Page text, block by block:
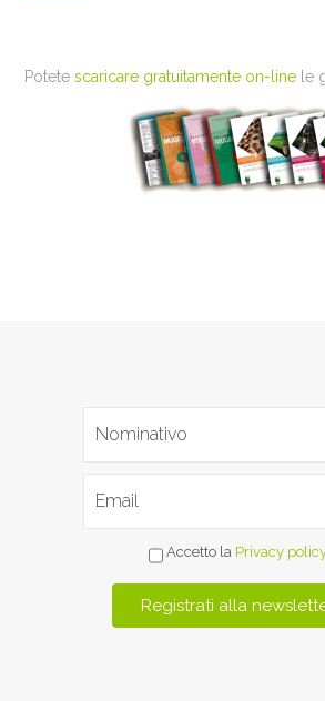
Potetescaricare gratuitamente on-line le
Accetto la Privacy